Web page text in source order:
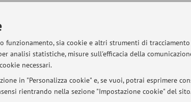
funzionamento, sia cookie e altri strumenti di
analisi statistiche, misure sull'efficacia della
necessari.
in "Personalizza cookie" e, se vuoi, potrai esprimere
rientrando nella sezione "Impostazione cookie" del